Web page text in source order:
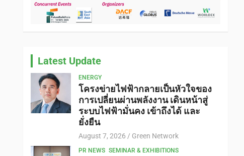
Latest Update
ENERGY
โครงข่ายไฟฟ้ากลายเป็นหัวใจของ
การเปลี่ยนผ่านพลังงาน เดินหน้าสู่
ระบบไฟฟ้ามั่นคง เข้าถึงได้ และ
ยั่งยืน
August 7, 2026 Green Network
PR NEWS SEMINAR & EXHIBITIONS